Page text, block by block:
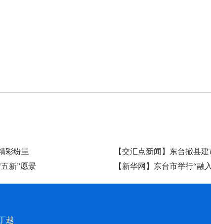
彩纷呈
【交汇点新闻】东台撤县
新”愿景
【新华网】东台市举行“融
越